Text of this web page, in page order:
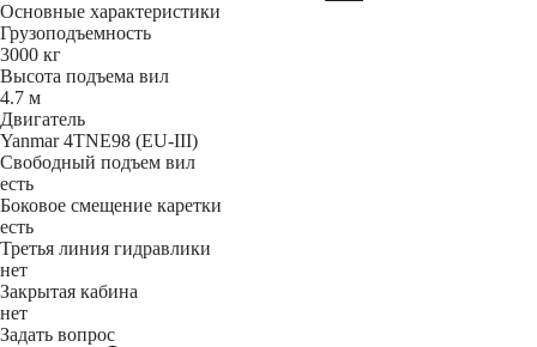
Основные характеристики
Грузоподъемность
3000 кг
Высота подъема вил
4.7 м
Двигатель
Yanmar 4TNE98 (EU-III)
Свободный подъем вил
есть
Боковое смещение каретки
есть
Третья линия гидравлики
нет
Закрытая кабина
нет
Задать вопрос